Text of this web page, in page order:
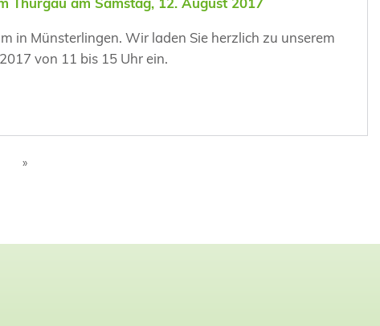
in Münsterlingen. Wir laden Sie herzlich zu unserem
von 11 bis 15 Uhr ein.
»